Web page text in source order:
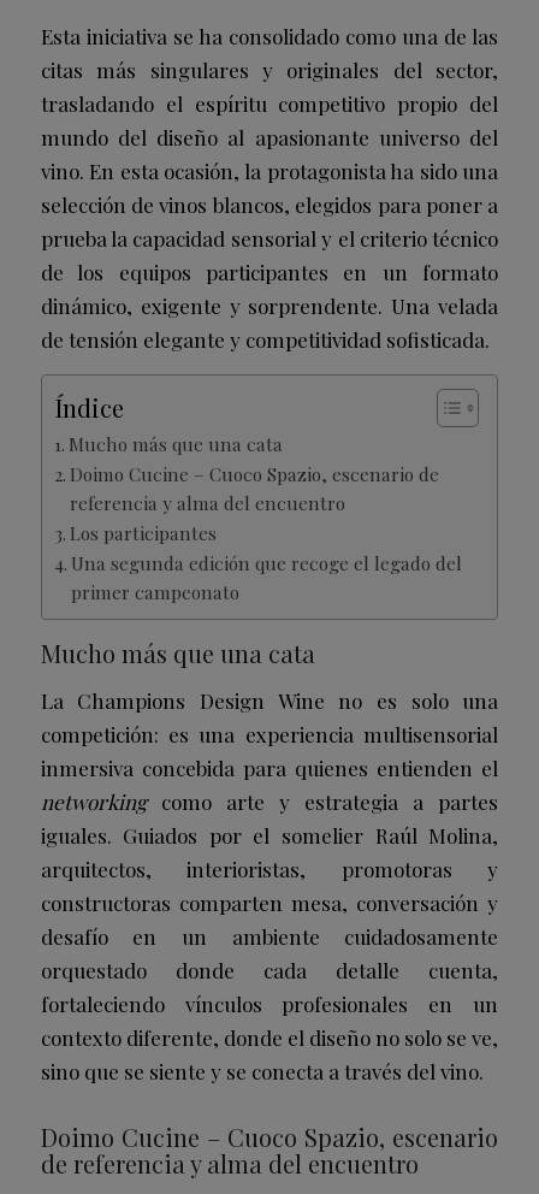
Esta iniciativa se ha consolidado como una de las
citas más singulares y originales del sector,
trasladando el espíritu competitivo propio del
mundo del diseño al apasionante universo del
vino. En esta ocasión, la protagonista ha sido una
selección de vinos blancos, elegidos para poner a
prueba la capacidad sensorial y el criterio técnico
de los equipos participantes en un formato
dinámico, exigente y sorprendente. Una velada
de tensión elegante y competitividad sofisticada.
Índice
Mucho más que una cata
Doimo Cucine – Cuoco Spazio, escenario de
referencia y alma del encuentro
Los participantes
Una segunda edición que recoge el legado del
primer campeonato
Mucho más que una cata
La Champions Design Wine no es solo una
competición: es una experiencia multisensorial
inmersiva concebida para quienes entienden el
networkingcomo arte y estrategia a partes
iguales. Guiados por el somelier Raúl Molina,
arquitectos, interioristas, promotoras y
constructoras comparten mesa, conversación y
desafío en un ambiente cuidadosamente
orquestado donde cada detalle cuenta,
fortaleciendo vínculos profesionales en un
contexto diferente, donde el diseño no solo se ve,
sino que se siente y se conecta a través del vino.
Doimo Cucine – Cuoco Spazio, escenario
de referencia y alma del encuentro